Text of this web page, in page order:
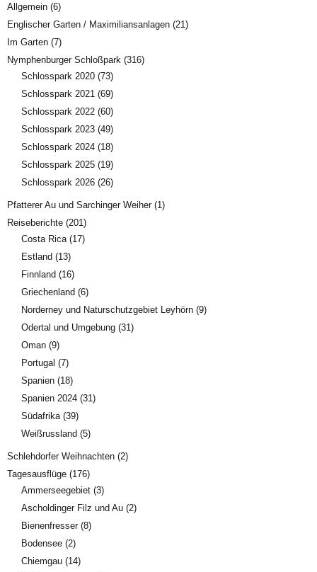
Allgemein (6)
Englischer Garten / Maximiliansanlagen (21)
Im Garten (7)
Nymphenburger Schloßpark (316)
Schlosspark 2020 (73)
Schlosspark 2021 (69)
Schlosspark 2022 (60)
Schlosspark 2023 (49)
Schlosspark 2024 (18)
Schlosspark 2025 (19)
Schlosspark 2026 (26)
Pfatterer Au und Sarchinger Weiher(1)
Reiseberichte (201)
Costa Rica (17)
Estland (13)
Finnland (16)
Griechenland (6)
Norderney und Naturschutzgebiet Leyhörn (9)
Odertal und Umgebung (31)
Oman (9)
Portugal (7)
Spanien (18)
Spanien 2024 (31)
Südafrika (39)
Weißrussland (5)
Schlehdorfer Weihnachten (2)
Tagesausflüge (176)
Ammerseegebiet (3)
Ascholdinger Filz und Au (2)
Bienenfresser(8)
Bodensee (2)
Chiemgau (14)